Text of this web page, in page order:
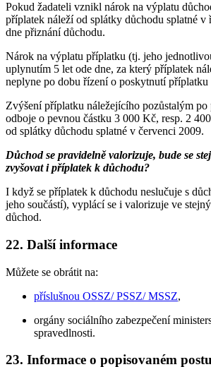
Pokud žadateli vznikl nárok na výplatu
příplatek náleží od splátky důchodu splatné
dne přiznání důchodu.
Nárok na výplatu příplatku (tj. jeho
uplynutím 5 let ode dne, za který příplatek
neplyne po dobu řízení o poskytnutí příplatku
Zvýšení příplatku náležejícího pozůstalým po
odboje o pevnou částku 3 000 Kč, resp. 2
od splátky důchodu splatné v červenci 2009.
Důchod se pravidelně valorizuje, bude se
zvyšovat i příplatek k důchodu?
I když se příplatek k důchodu neslučuje s
jeho součástí), vyplácí se i valorizuje ve
důchod.
22. Další informace
Můžete se obrátit na:
příslušnou OSSZ/ PSSZ/ MSSZ,
orgány sociálního zabezpečení
spravedlnosti.
23. Informace o popisovaném